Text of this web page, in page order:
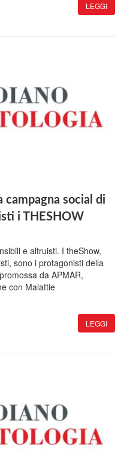
LEGGI
campagna social di
i THESHOW
e altruisti. I theShow,
sono i protagonisti della
da APMAR,
con Malattie
LEGGI